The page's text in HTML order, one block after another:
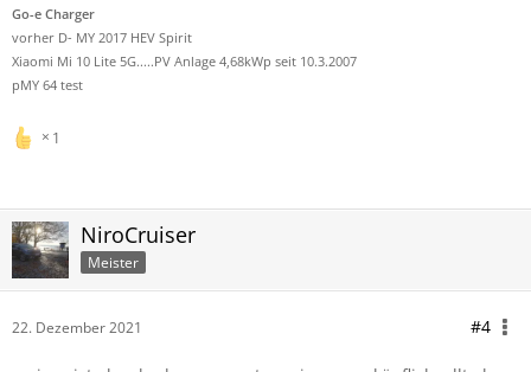
Go-e Charger
vorher D- MY 2017 HEV Spirit
Xiaomi Mi 10 Lite 5G.....PV Anlage 4,68kWp seit 10.3.2007
pMY 64 test
1
NiroCruiser
Meister
22. Dezember 2021 #4